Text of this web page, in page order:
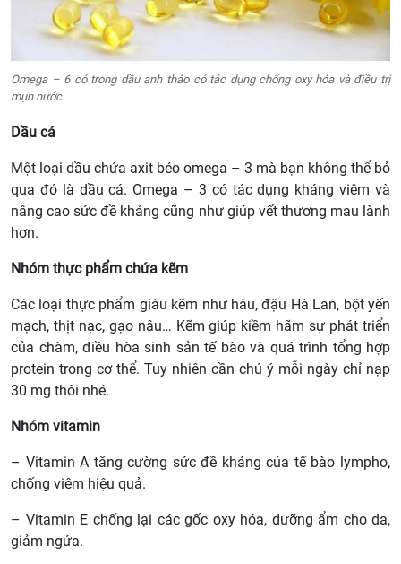
Omega – 6 có trong dầu anh thảo có tác dụng chống oxy hóa và điều trị
mụn nước
Dầu cá
Một loại dầu chứa axit béo omega – 3 mà bạn không thể bỏ
qua đó là dầu cá. Omega – 3 có tác dụng kháng viêm và
nâng cao sức đề kháng cũng như giúp vết thương mau lành
hơn.
Nhóm thực phẩm chứa kẽm
Các loại thực phẩm giàu kẽm như hàu, đậu Hà Lan, bột yến
mạch, thịt nạc, gạo nâu… Kẽm giúp kiềm hãm sự phát triển
của chàm, điều hòa sinh sản tế bào và quá trình tổng hợp
protein trong cơ thể. Tuy nhiên cần chú ý mỗi ngày chỉ nạp
30 mg thôi nhé.
Nhóm vitamin
– Vitamin A tăng cường sức đề kháng của tế bào lympho,
chống viêm hiệu quả.
– Vitamin E chống lại các gốc oxy hóa, dưỡng ẩm cho da,
giảm ngứa.